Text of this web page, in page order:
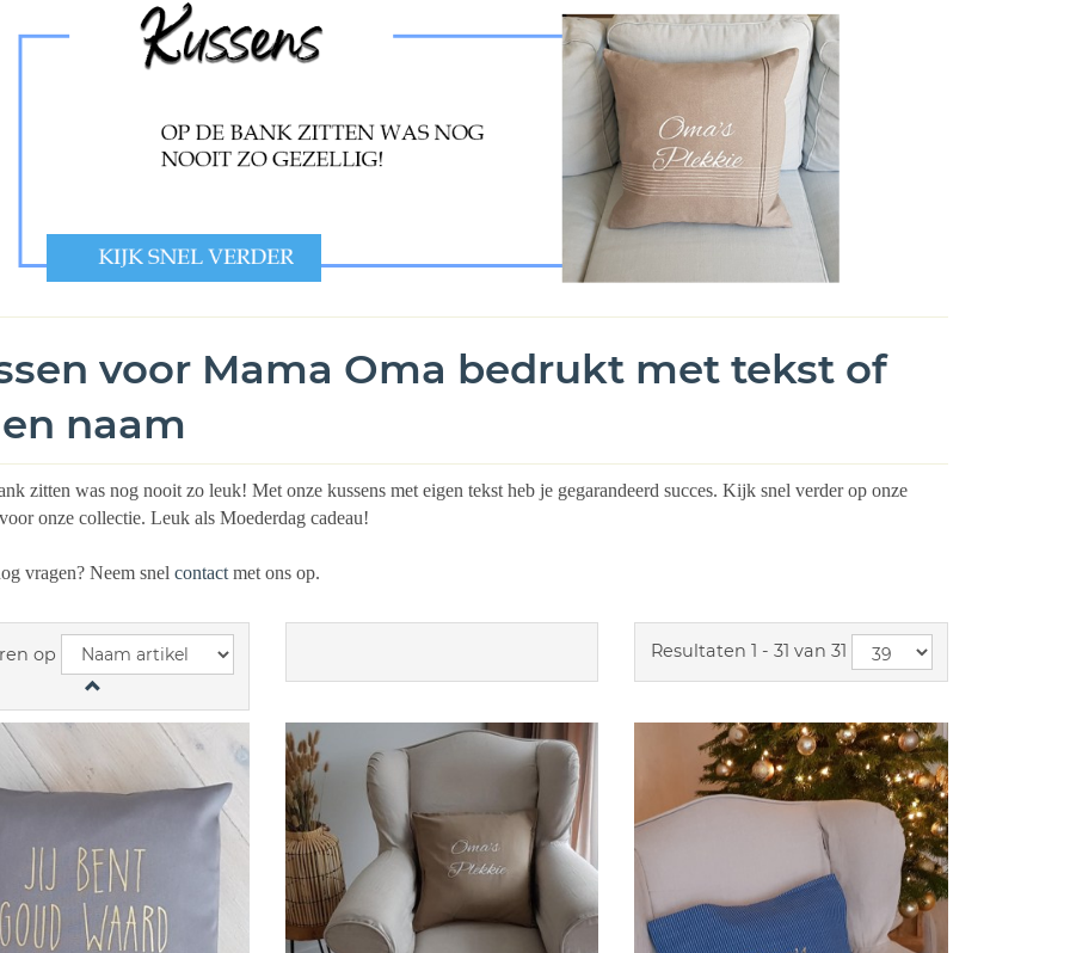
voor Mama Oma bedrukt met tekst of
naam
zitten was nog nooit zo leuk! Met onze kussens met eigen tekst heb je gegarandeerd succes. Kijk snel verder op onze
onze collectie. Leuk als Moederdag cadeau!
vragen? Neem snel contact met ons op.
op Resultaten 1 - 31 van 31